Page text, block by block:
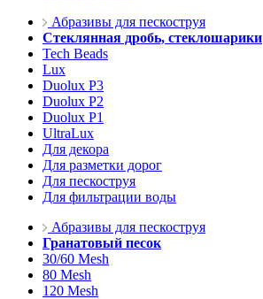
Абразивы для пескоструя
Стеклянная дробь, стеклошарики
Tech Beads
Lux
Duolux P3
Duolux P2
Duolux P1
UltraLux
Для декора
Для разметки дорог
Для пескоструя
Для фильтрации воды
Абразивы для пескоструя
Гранатовый песок
30/60 Mesh
80 Mesh
120 Mesh